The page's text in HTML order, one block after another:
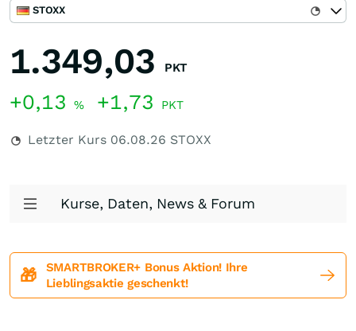
STOXX
1.349,03 PKT
+0,13 % +1,73 PKT
Letzter Kurs 06.08.26 STOXX
Kurse, Daten, News & Forum
🎁
SMARTBROKER+ Bonus Aktion! Ihre
Lieblingsaktie geschenkt!